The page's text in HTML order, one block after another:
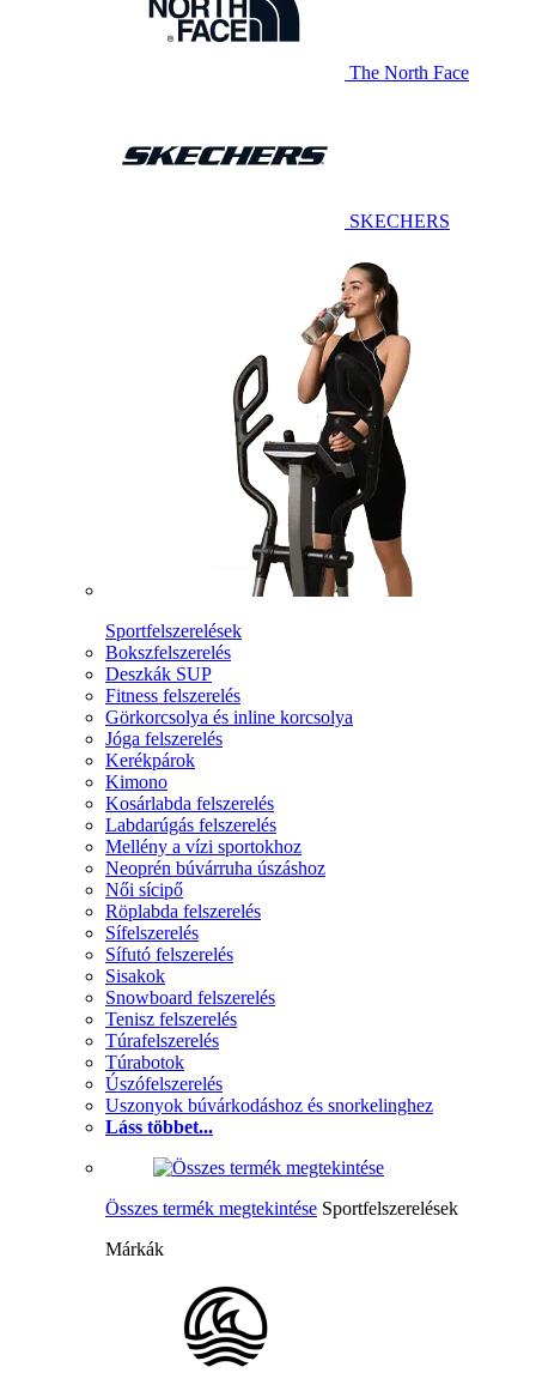
The North Face
SKECHERS
Sportfelszerelések
Bokszfelszerelés
Deszkák SUP
Fitness felszerelés
Görkorcsolya és inline korcsolya
Jóga felszerelés
Kerékpárok
Kimono
Kosárlabda felszerelés
Labdarúgás felszerelés
Mellény a vízi sportokhoz
Neoprén búvárruha úszáshoz
Női sícipő
Röplabda felszerelés
Sífelszerelés
Sífutó felszerelés
Sisakok
Snowboard felszerelés
Tenisz felszerelés
Túrafelszerelés
Túrabotok
Úszófelszerelés
Uszonyok búvárkodáshoz és snorkelinghez
Láss többet...
Összes termék megtekintése Sportfelszerelések
Márkák